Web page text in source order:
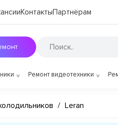
КонтактыПартнёрам
Ремонт видеотехники
/ Leran